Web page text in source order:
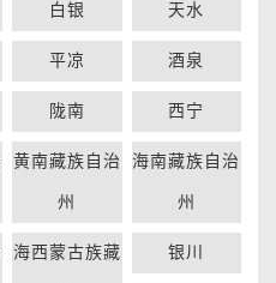
白银 天水
平凉 酒泉
陇南 西宁
黄南藏族自治
州
海南藏族自治
州
海西蒙古族藏 银川